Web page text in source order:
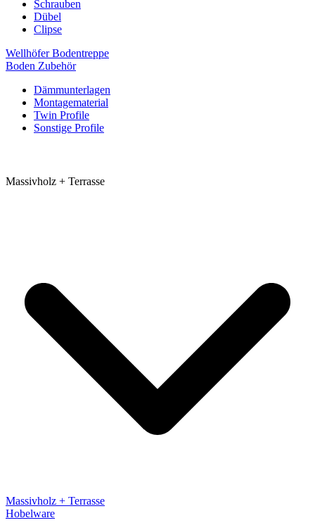
Schrauben
Dübel
Clipse
Wellhöfer Bodentreppe
Boden Zubehör
Dämmunterlagen
Montagematerial
Twin Profile
Sonstige Profile
Massivholz + Terrasse
Massivholz + Terrasse
Hobelware